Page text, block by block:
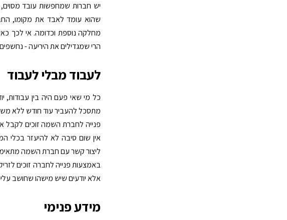
יש חברות שמחפשות עובד מסוים,
שהוא עומד לאבד את מקומו,
מחלקה נוספת וכדומה. אי לכך
הרי שמגדילים את היריעה -
לעבוד מבלי לעבוד
כל מי שאי פעם היה בין
מתסכל להעביר עוד חודש ללא
פנייה לחברת השמה זוכים לקבל
אין שום סיבה לא להיעזר בכלי
ליצור קשר עם חברת השמה
באמצעות פנייה לחברה זוכים
אלא יודעים שיש מישהו שחושב
מידע פנימי